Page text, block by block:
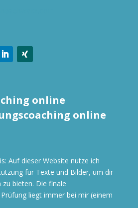
online
online
Auf dieser Website nutze ich
für Texte und Bilder, um dir
bieten. Die finale
liegt immer bei mir (einem